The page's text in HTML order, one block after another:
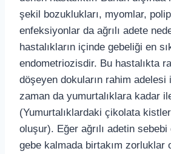
şekil bozuklukları, myomlar,
enfeksiyonlar da ağrılı adete
hastalıkların içinde gebeliği en
endometriozisdir. Bu hastalıkta
döşeyen dokuların rahim adelesi
zaman da yumurtalıklara kadar
(Yumurtalıklardaki çikolata
oluşur). Eğer ağrılı adetin
gebe kalmada birtakım zorluklar